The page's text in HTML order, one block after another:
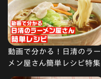
動画で分かる！日清のラー
メン屋さん簡単レシピ特集